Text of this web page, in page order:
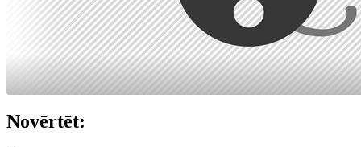
Novērtēt: